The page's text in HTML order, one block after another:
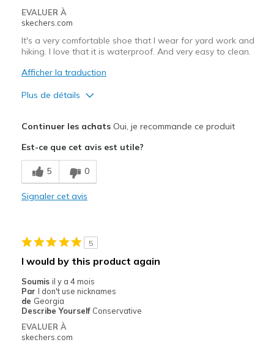
EVALUER À
skechers.com
It's a very comfortable shoe that I wear for yard work and
hiking. I love that it is waterproof. And very easy to clean.
Afficher la traduction
Plus de détails
Breathe Well
Comfortable
Les meilleures utilisations
Yardwork
Width
Sizing
Continuer les achatsOui, je recommande ce produit
Est-ce que cet avis est utile?
5 0
Signaler cet avis
5
I would by this product again
Soumis il y a 4 mois
Par I don't use nicknames
de Georgia
Describe Yourself Conservative
EVALUER À
skechers.com